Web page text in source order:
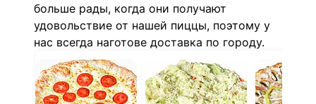
больше рады, когда они получают
удовольствие от нашей пиццы, поэтому у
нас всегда наготове доставка по городу.